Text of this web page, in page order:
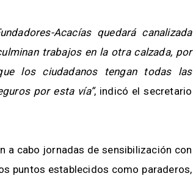
Acacías quedará canalizada
trabajos en la otra calzada, por
los ciudadanos tengan todas las
por esta vía”, indicó el secretario
a cabo jornadas de sensibilización con
puntos establecidos como paraderos,